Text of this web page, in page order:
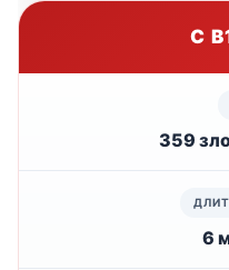
С
359
6